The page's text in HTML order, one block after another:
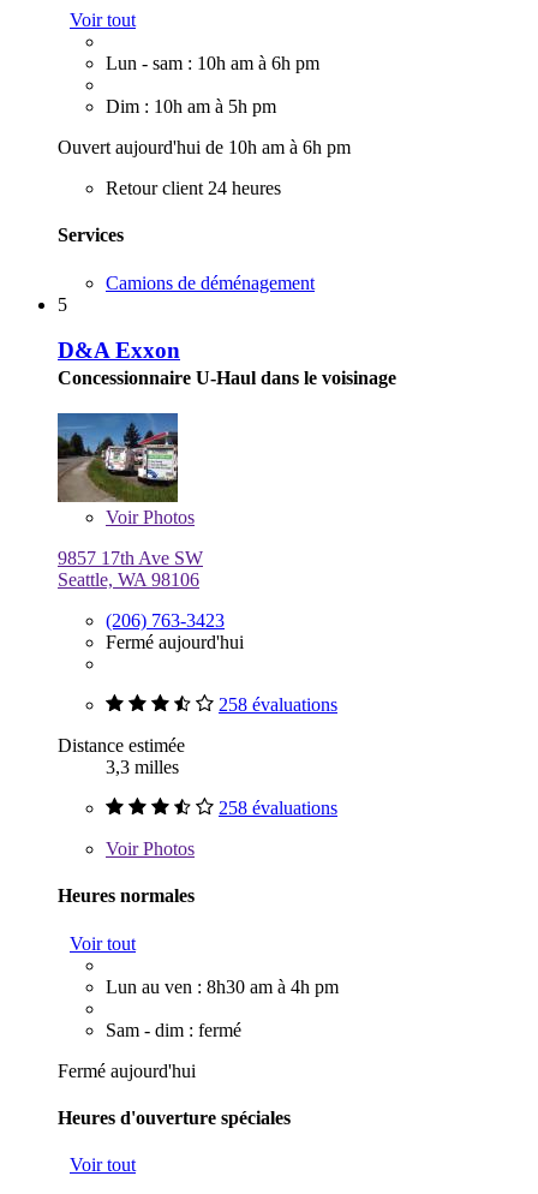
Voir tout
Lun - sam : 10h am à 6h pm
Dim : 10h am à 5h pm
Ouvert aujourd'hui de 10h am à 6h pm
Retour client 24 heures
Services
Camions de déménagement
5
D&A Exxon
Concessionnaire U-Haul dans le voisinage
VoirPhotos
9857 17th Ave SW
Seattle, WA 98106
(206) 763-3423
Fermé aujourd'hui
258 évaluations
Distance estimée
3,3 milles
258 évaluations
VoirPhotos
Heures normales
Voir tout
Lun au ven : 8h30 am à 4h pm
Sam - dim : fermé
Fermé aujourd'hui
Heures d'ouverture spéciales
Voir tout